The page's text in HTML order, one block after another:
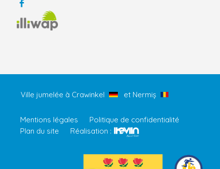
Ville jumelée à Crawinkel et Nermiș
Mentions légales
Politique de confidentialité
Plan du site
Réalisation :